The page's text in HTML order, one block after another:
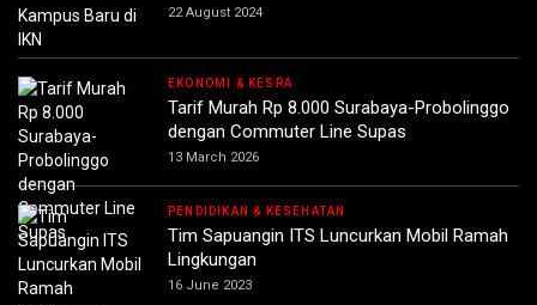
22 August 2024
EKONOMI & KESRA
Tarif Murah Rp 8.000 Surabaya-Probolinggo
dengan Commuter Line Supas
13 March 2026
PENDIDIKAN & KESEHATAN
Tim Sapuangin ITS Luncurkan Mobil Ramah
Lingkungan
16 June 2023